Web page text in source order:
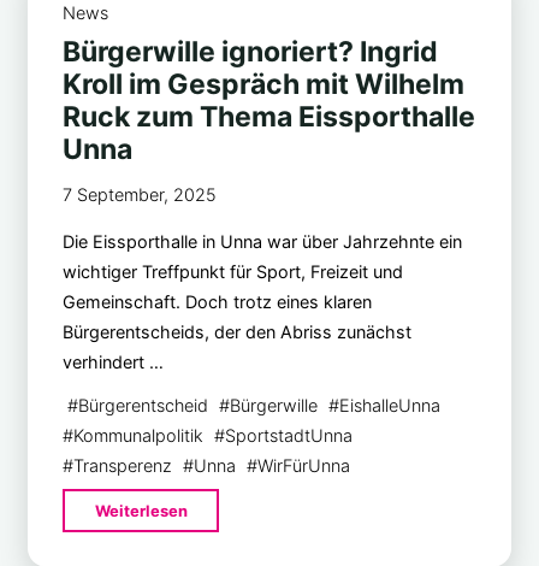
News
Bürgerwille ignoriert? Ingrid
Kroll im Gespräch mit Wilhelm
Ruck zum Thema Eissporthalle
Unna
7 September, 2025
Die Eissporthalle in Unna war über Jahrzehnte ein
wichtiger Treffpunkt für Sport, Freizeit und
Gemeinschaft. Doch trotz eines klaren
Bürgerentscheids, der den Abriss zunächst
verhindert …
#Bürgerentscheid #Bürgerwille #EishalleUnna
#Kommunalpolitik #SportstadtUnna
#Transperenz #Unna #WirFürUnna
Weiterlesen
ignoriert?